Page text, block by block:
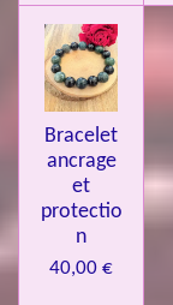
Bracelet
ancrage
et
protectio
n
40,00 €